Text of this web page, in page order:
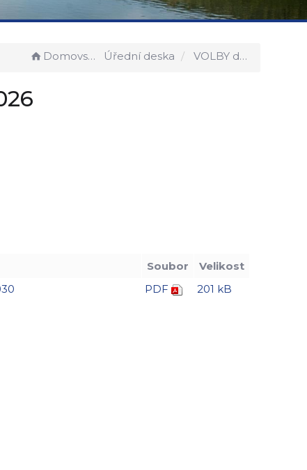
Domovská stránka Úřední deska VOLBY do Zastupitelstva obce 2026
Soubor
Velikost
PDF 201 kB